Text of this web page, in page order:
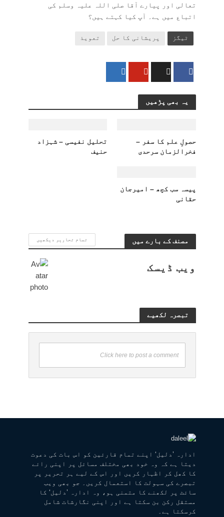
تعالی اور پیارے آقا صلی اللہ علیہ وسلم کی
اتباع میں ہے۔ آپ کیا کہتے ہیں؟
ٹیگز پریشانی کا حل تعویذ
یہ بھی پڑھیں
حصولِ علم کا سفر –
فخرالزمان سرحدی
تحلیل نفیسی – شہزاد
حنیف
پیسہ سب کچھ – امیرجان
حقانی
مصنف کے بارے میں تمام تحاریر دیکھیں
ویب ڈیسک
تبصرہ لکھیے
Click here to post a comment
ادارہ ’دلیل‘ اپنے تمام قارئین کو اس بات کی دعوت
دیتا ہے کہ وہ خود بھی مختلف مسائل پر اپنی رائے
کا کھل کر اظہار کریں اور اس کے لیے ہر تحریر پر
تبصرے کی سہولت کا استعمال کریں۔ جو بھی ویب
سائٹ پر لکھنے کا متمنی ہو، وہ ادارہ ’دلیل‘ کا
مستقل رکن بن سکتا ہے اور اپنی نگارشات شامل
کرسکتا ہے۔